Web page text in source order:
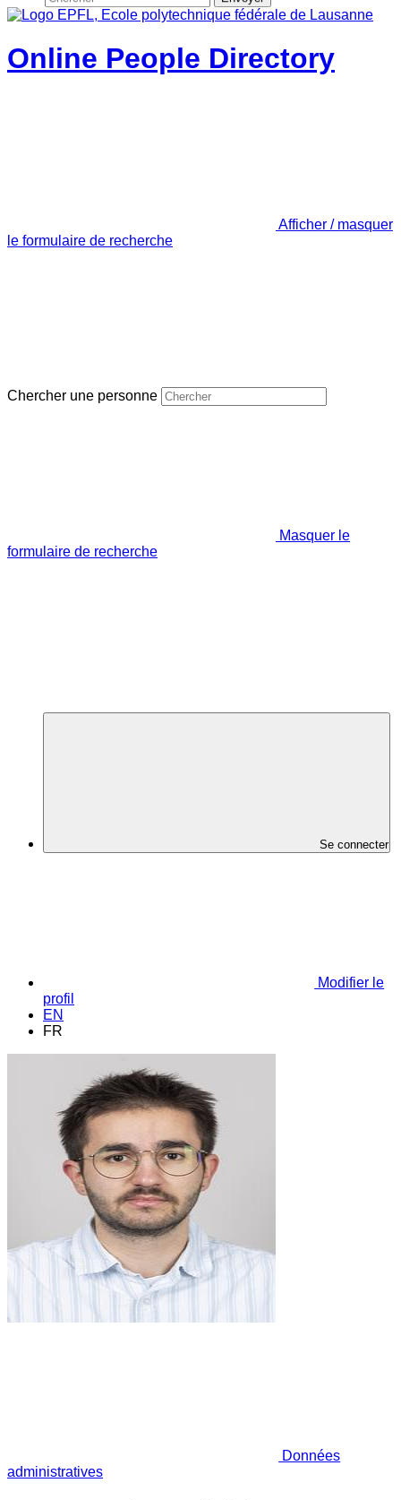
Online People Directory
Afficher / masquer
le formulaire de recherche
Chercher une personne
Masquer le
formulaire de recherche
Se connecter
Modifier le
profil
EN
FR
Données
administratives